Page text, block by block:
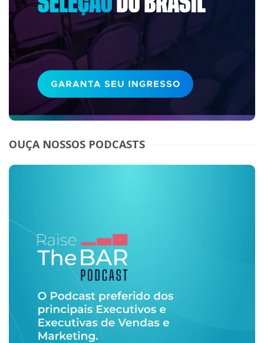
OUÇA NOSSOS PODCASTS